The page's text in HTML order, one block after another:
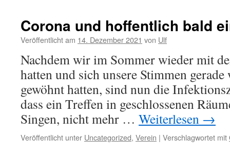
Corona und hoffentlich bald
Veröffentlicht am 14. Dezember 2021 von Ulf
Nachdem wir im Sommer wieder mit
hatten und sich unsere Stimmen gerade
gewöhnt hatten, sind nun die
dass ein Treffen in geschlossenen
Singen, nicht mehr … Weiterlesen →
Veröffentlicht unter Uncategorized, Verein | Verschlagwortet mit